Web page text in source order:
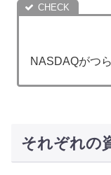
NASDAQがつ
それぞれの